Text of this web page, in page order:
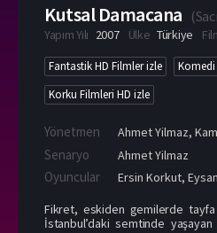
Kutsal Damacana (
Yapım Yılı 2007 Ülke Türkiye
Fantastik HD Filmler izle
Komedi
Korku Filmleri HD izle
Yönetmen Ahmet Yilmaz,
Senaryo Ahmet Yilmaz
Oyuncular Ersin Korkut,
Fikret, eskiden gemilerde tayfa
İstanbul’daki semtinde yaşayan